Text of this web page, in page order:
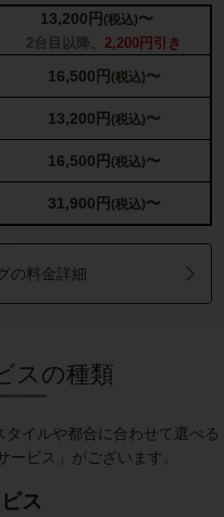
13,200 円 (税込)〜
2台目以降、 2,200円引き
16,500 円 (税込)〜
13,200 円 (税込)〜
16,500 円 (税込)〜
31,900 円 (税込)〜
の料金詳細
スの種類
イルや都合に合わせて選べる
ービス」がございます。
ス